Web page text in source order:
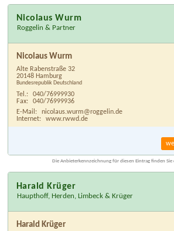
Nicolaus Wurm
Roggelin & Partner
Nicolaus Wurm
Alte Rabenstraße 32
20148 Hamburg
Bundesrepublik Deutschland
Tel.:
040/76999930
Fax:
040/76999936
E-Mail:
nicolaus.wurm@roggelin.de
Internet:
www.rwwd.de
Die Anbieterkennzeichnung für diesen Eintrag finden
Harald Krüger
Haupthoff, Herden, Limbeck & Krüger
Harald Krüger